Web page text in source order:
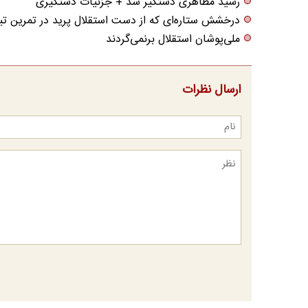
درخشش ستاره‌ای که از دست استقلال پرید در تمرین
ملی‌پوشان استقلال برنمی‌گردند
ارسال نظرات